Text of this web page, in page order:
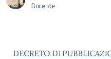
Docente
DECRETO DI